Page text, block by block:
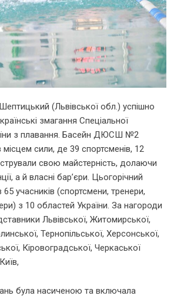
(Львівської обл.) успішно
змагання Спеціальної
з плавання. Басейн ДЮСШ №2
місцем сили, де 39 спортсменів, 12
свою майстерність, долаючи
а й власні бар’єри. Цьогорічний
65 учасників (спортсмени, тренери,
з 10 областей України. За нагороди
Львівської, Житомирської,
Тернопільської, Херсонської,
Кіровоградської, Черкаської
була насиченою та включала